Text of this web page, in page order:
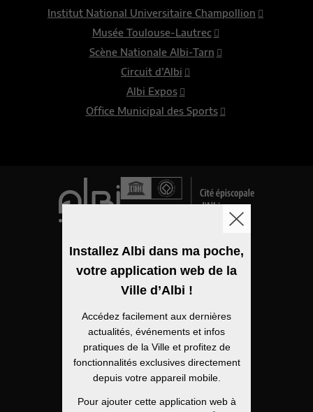
Institut National Universitaire Champollion
Musée Toulouse-Lautrec
Scène Nationale Albi-Tarn
Circuit d’Albi
Albi Expos
Office Municipal des Sports
Mentions légales
Politique de confidentialité
Plan du site
Installez Albi dans ma poche,
votre application web de la
Ville d’Albi !
Accédez facilement aux dernières
actualités, événements et infos
pratiques de la Ville et profitez de
fonctionnalités exclusives directement
depuis votre appareil mobile.
Pour ajouter cette application web à